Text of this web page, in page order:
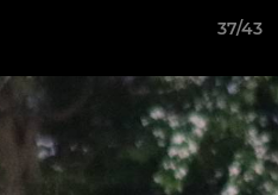
37/43